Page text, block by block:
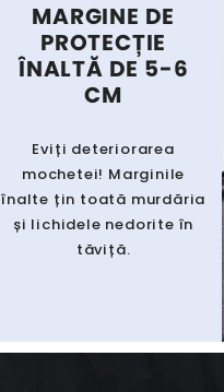
MARGINE DE
PROTECȚIE
ÎNALTĂ DE 5-6
CM
Eviți deteriorarea
mochetei! Marginile
înalte țin toată murdăria
și lichidele nedorite în
tăviță.